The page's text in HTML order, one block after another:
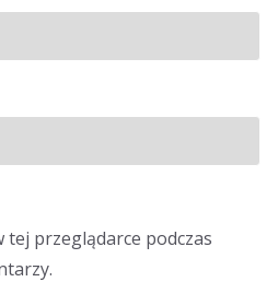
tej przeglądarce podczas